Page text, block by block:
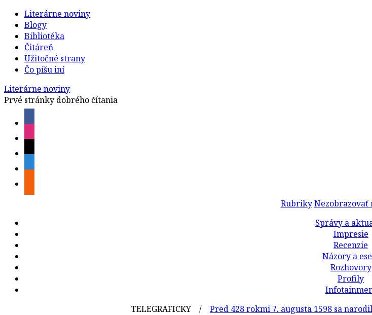
Literárne noviny
Blogy
Bibliotéka
Čitáreň
Užitočné strany
Čo píšu iní
Literárne noviny
Prvé stránky dobrého čítania
Rubriky
Správy a
Impresie
Recenzie
Názory a
Rozhovory
Profily
TELEGRAFICKY /Pred 428 rokmi 7. augusta 1598 sa narodil